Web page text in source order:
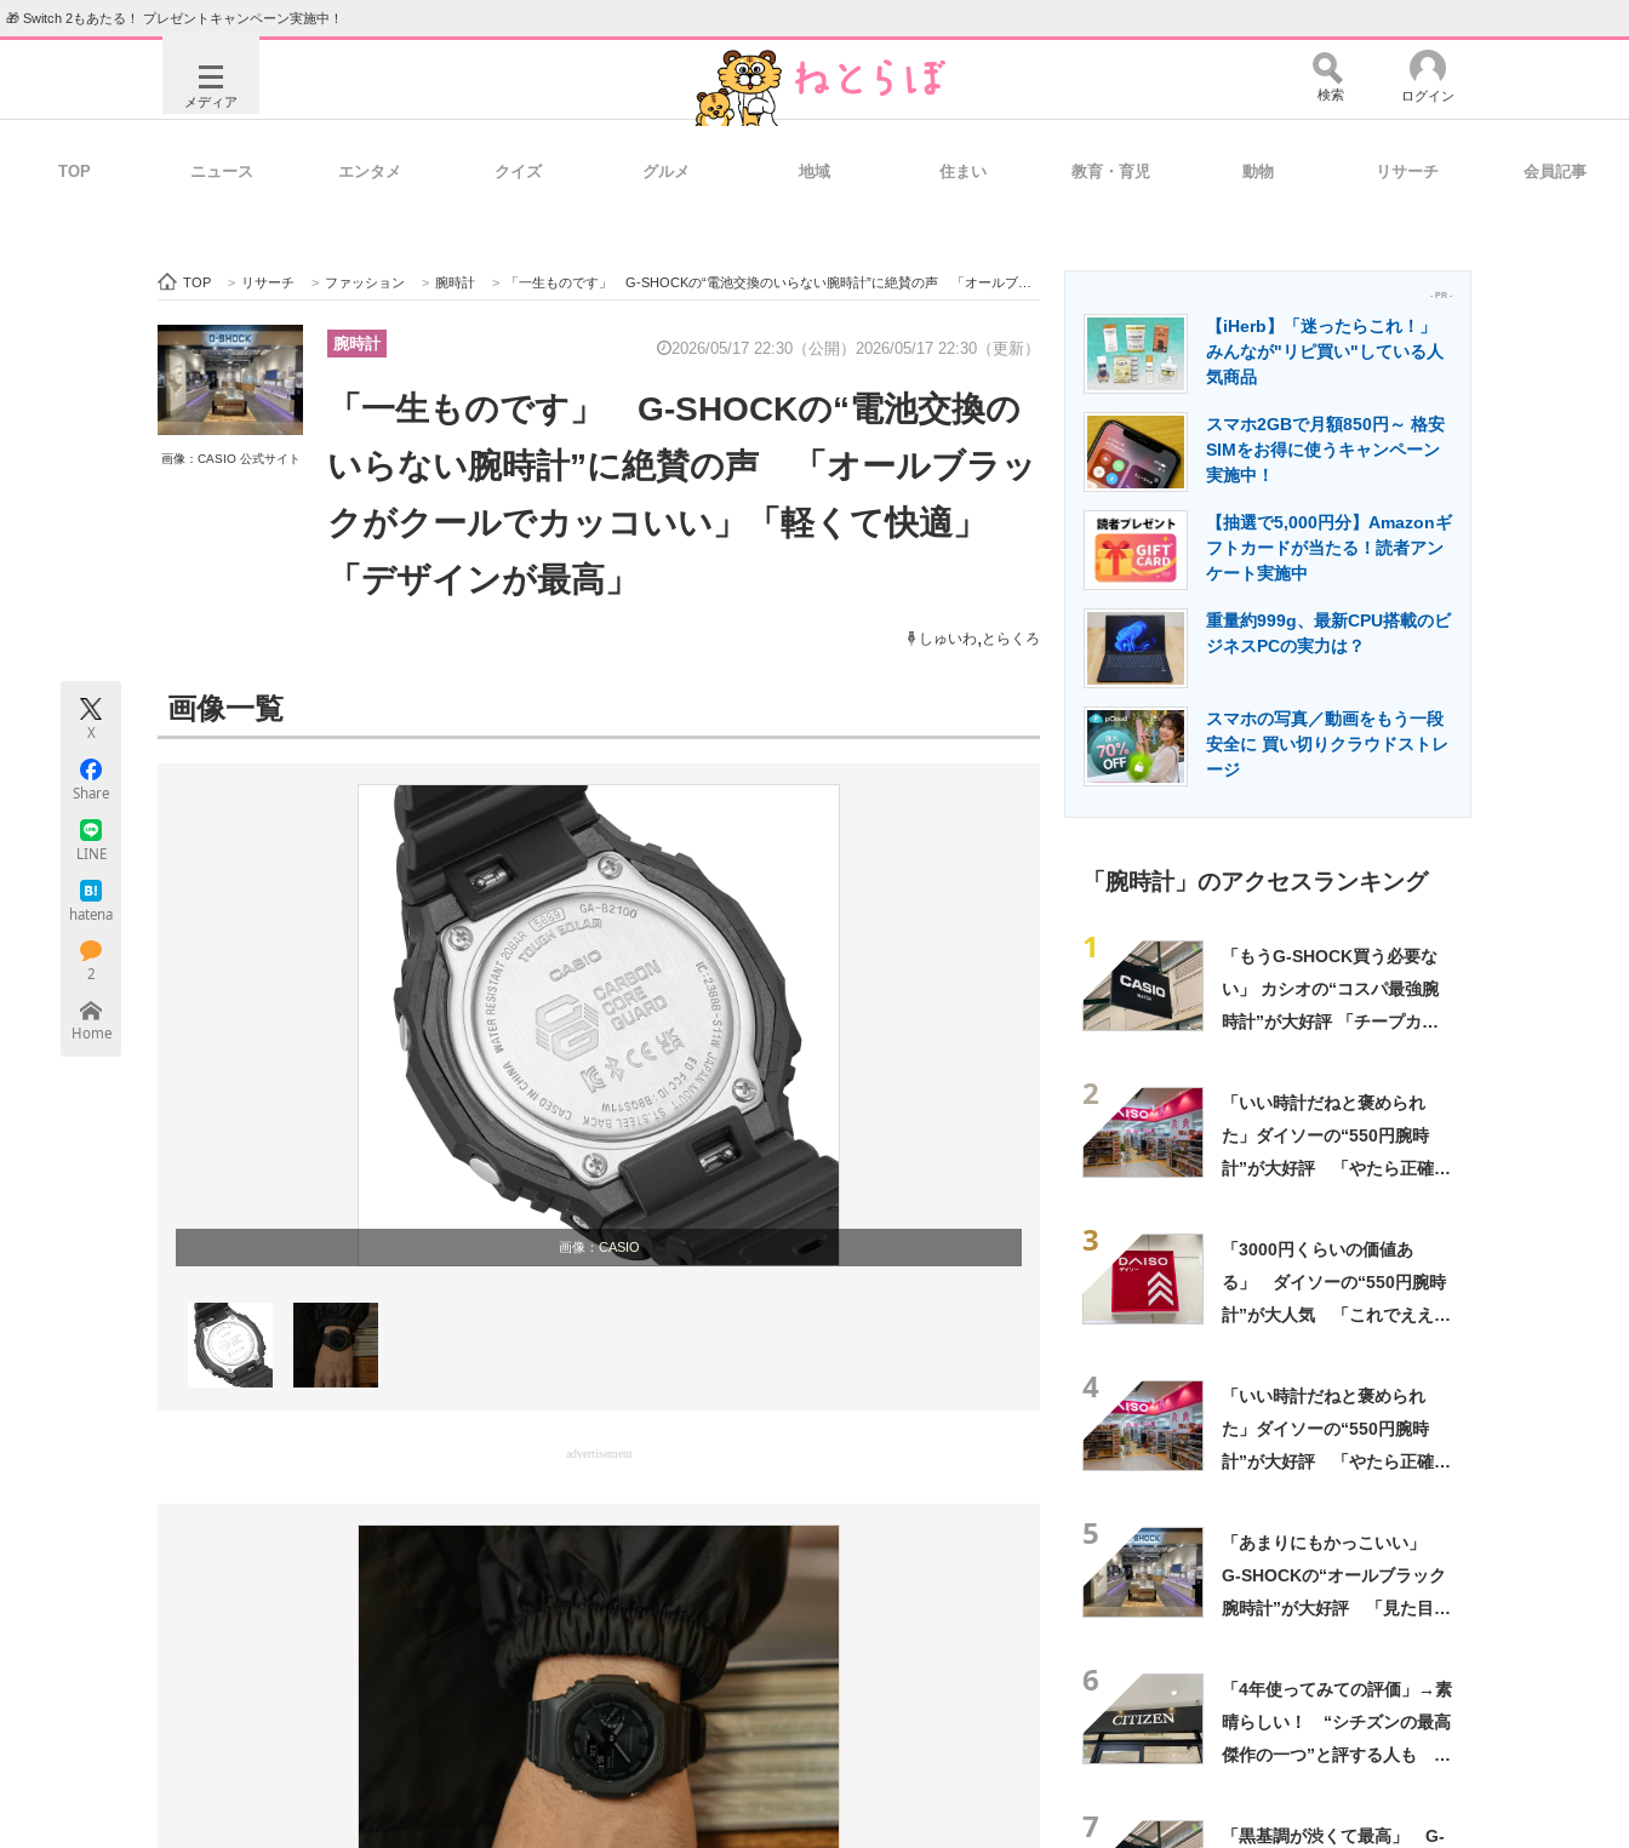
🎁 Switch 2もあたる！ プレゼントキャンペーン実施中！
メディア
ビジネスと働き方のヒント 経営リーダーのコミュニティ マーケ×ITの今がよく分かる
企業向けIT製品の総合サイト IT製品の技術・比較・事例 製造業のIT導入・活用を支援
モノづくり技術者専門サイト エレクトロニクス専門サイト エネルギーの専門メディア 建設×テクノロジーの最前線
検索 ログイン
TOP ニュース エンタメ クイズ グルメ 地域 住まい 教育・育児 動物 リサーチ 会員記事
TOP > リサーチ > ファッション > 腕時計 > 「一生ものです」 G-SHOCKの“電池交換のいらない腕時計”に絶賛の声 「オールブラックがクールでカッコいい」「軽くて快適」「デザインが最高」
画像：CASIO 公式サイト
腕時計 2026/05/17 22:30（公開） 2026/05/17 22:30（更新）
「一生ものです」 G-SHOCKの“電池交換の
いらない腕時計”に絶賛の声 「オールブラッ
クがクールでカッコいい」「軽くて快適」
「デザインが最高」
しゅいわ, とらくろ
X
Share
LINE
hatena
2
Home
画像一覧
画像：CASIO
advertisement
- PR -
【iHerb】「迷ったらこれ！」
みんなが"リピ買い"している人
気商品
スマホ2GBで月額850円～ 格安
SIMをお得に使うキャンペーン
実施中！
【抽選で5,000円分】Amazonギ
フトカードが当たる！読者アン
ケート実施中
重量約999g、最新CPU搭載のビ
ジネスPCの実力は？
スマホの写真／動画をもう一段
安全に 買い切りクラウドストレ
ージ
「腕時計」のアクセスランキング
1
「もうG-SHOCK買う必要な
い」 カシオの“コスパ最強腕
時計”が大好評 「チープカシ
2
「いい時計だねと褒められ
た」ダイソーの“550円腕時
計”が大好評 「やたら正確」
3
「3000円くらいの価値あ
る」 ダイソーの“550円腕時
計”が大人気 「これでええや
4
「いい時計だねと褒められ
た」ダイソーの“550円腕時
計”が大好評 「やたら正確」
5
「あまりにもかっこいい」
G-SHOCKの“オールブラック
腕時計”が大好評 「見た目以
6
「4年使ってみての評価」→素
晴らしい！ “シチズンの最高
傑作の一つ”と評する人も 軽
7
「黒基調が渋くて最高」 G-